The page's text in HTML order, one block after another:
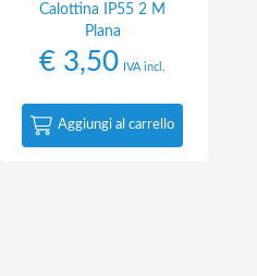
Calottina IP55 2 M
Plana
€ 3,50 IVA incl.
Aggiungi al carrello